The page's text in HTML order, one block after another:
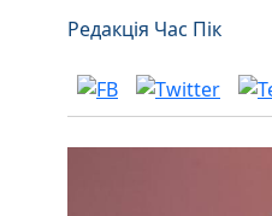
Редакція Час Пік